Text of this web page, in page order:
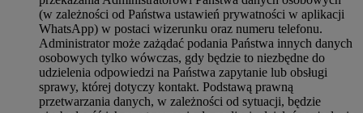
(w zależności od Państwa ustawień prywatności w aplikacji
WhatsApp) w postaci wizerunku oraz numeru telefonu.
Administrator może zażądać podania Państwa innych danych
osobowych tylko wówczas, gdy będzie to niezbędne do
udzielenia odpowiedzi na Państwa zapytanie lub obsługi
sprawy, której dotyczy kontakt. Podstawą prawną
przetwarzania danych, w zależności od sytuacji, będzie